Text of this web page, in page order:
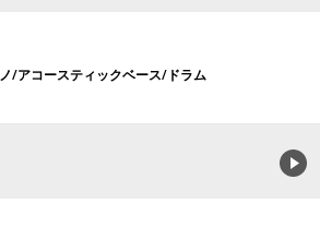
/アコースティックベース/ドラム